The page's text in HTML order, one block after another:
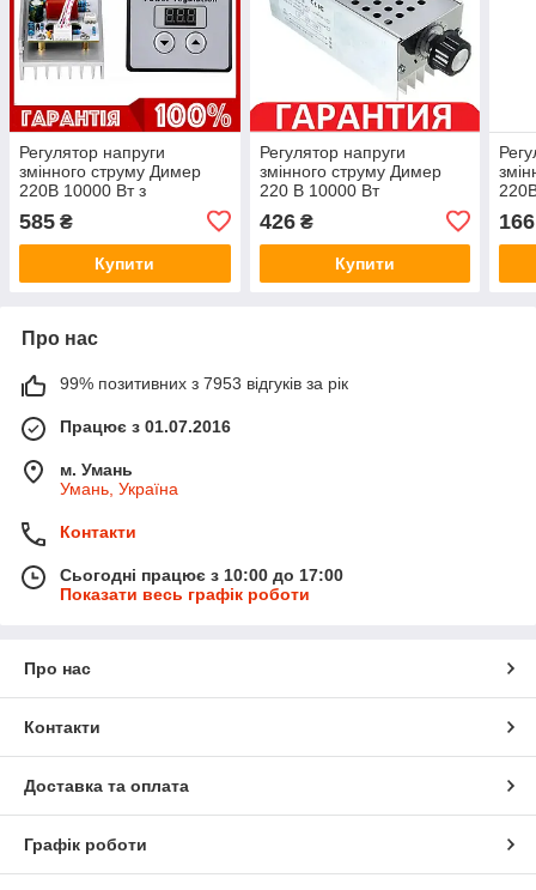
Регулятор напруги
змінного струму Димер
220В 10000 Вт з
585 ₴
Купити
Регулятор напруги
змінного струму Димер
220 В 10000 Вт
426₴
Купити
166
Про нас
99% позитивних з 7953 відгуків за рік
Працює з 01.07.2016
м. Умань
Умань, Україна
Контакти
Сьогодні працює з 10:00 до 17:00
Показати весь графік роботи
Про нас
Контакти
Доставка та оплата
Графік роботи